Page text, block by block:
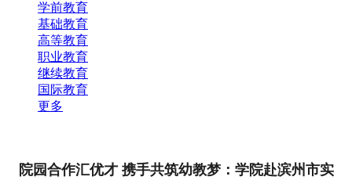
学前教育
基础教育
高等教育
职业教育
继续教育
国际教育
更多
院园合作汇优才 携手共筑幼教梦：学院赴滨州市实